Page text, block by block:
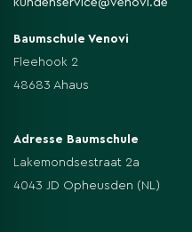
Baumschule Venovi
Fleehook 2
48683 Ahaus
Adresse Baumschule
Lakemondsestraat 2a
4043 JD Opheusden (NL)